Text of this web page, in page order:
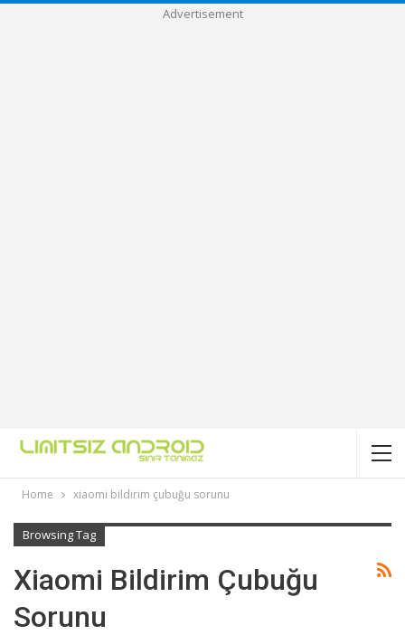
Advertisement
Home xiaomi bildirim çubuğu sorunu
Browsing Tag
Xiaomi Bildirim Çubuğu
Sorunu